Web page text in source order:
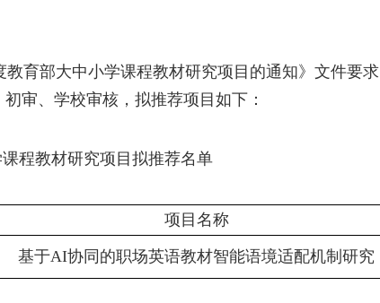
教育部大中小学课程教材研究项目的通知》文件要求
初审、 学校审核，拟推荐项目如下：
程教材研究项目拟推荐名单
项目名称
基于AI协同的职场英语教材智能语境适配机制研究